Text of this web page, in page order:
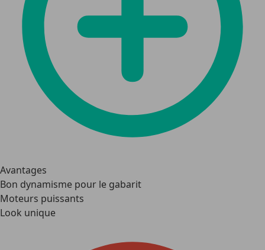
Avantages
Bon dynamisme pour le gabarit
Moteurs puissants
Look unique